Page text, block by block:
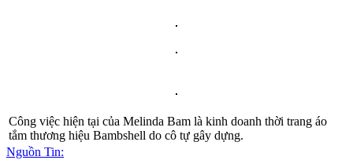
Công việc hiện tại của Melinda Bam là kinh doanh thời trang áo
tắm thương hiệu Bambshell do cô tự gây dựng.
Nguồn Tin: